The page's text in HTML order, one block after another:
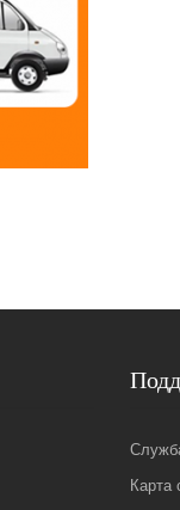
Карта